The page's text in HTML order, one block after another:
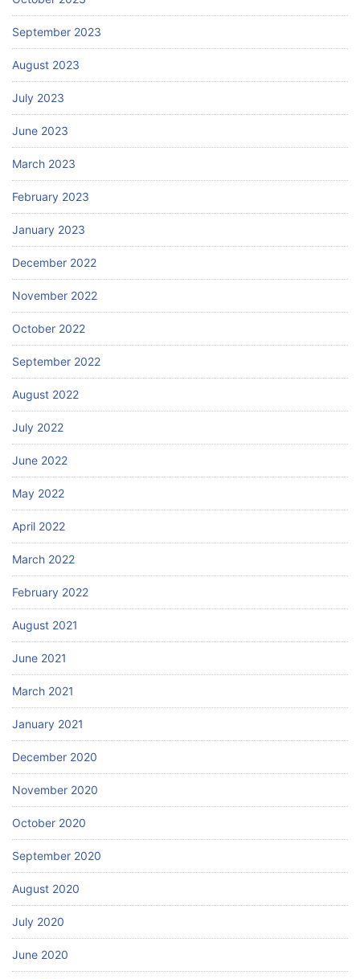
September 2023
August 2023
July 2023
June 2023
March 2023
February 2023
January 2023
December 2022
November 2022
October 2022
September 2022
August 2022
July 2022
June 2022
May 2022
April 2022
March 2022
February 2022
August 2021
June 2021
March 2021
January 2021
December 2020
November 2020
October 2020
September 2020
August 2020
July 2020
June 2020